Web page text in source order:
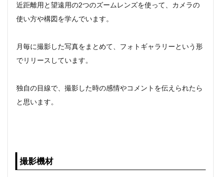
近距離用と望遠用の2つのズームレンズを使って、カメラの
使い方や構図を学んでいます。
月毎に撮影した写真をまとめて、フォトギャラリーという形
でリリースしています。
独自の目線で、撮影した時の感情やコメントを伝えられたら
と思います。
撮影機材